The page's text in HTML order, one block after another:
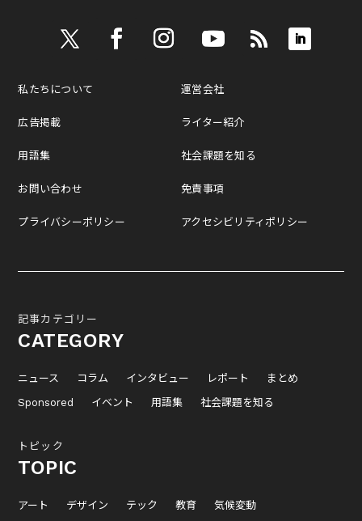
私たちについて
広告掲載
用語集
お問い合わせ
プライバシーポリシー
運営会社
ライター紹介
社会課題を知る
免責事項
アクセシビリティポリシー
記事カテゴリー
CATEGORY
ニュース コラム インタビュー レポート
まとめ
Sponsored
イベント 用語集 社会課題を知る
トピック
TOPIC
アート デザイン テック 教育 気候変動